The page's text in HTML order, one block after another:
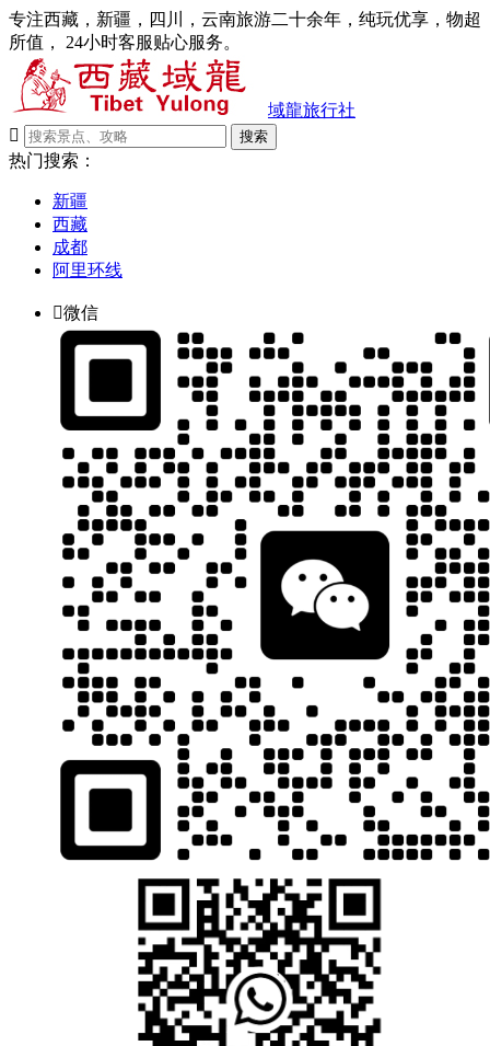
专注西藏，新疆，四川，云南旅游二十余年，纯玩优享，物超
所值， 24小时客服贴心服务。
域龍旅行社

搜索
热门搜索：
新疆
西藏
成都
阿里环线
微信